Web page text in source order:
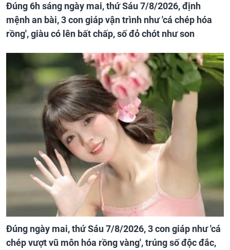
Đúng 6h sáng ngày mai, thứ Sáu 7/8/2026, định
mệnh an bài, 3 con giáp vận trình như 'cá chép hóa
rồng', giàu có lên bất chấp, số đỏ chót như son
Đúng ngày mai, thứ Sáu 7/8/2026, 3 con giáp như 'cá
chép vượt vũ môn hóa rồng vàng', trúng số độc đắc,